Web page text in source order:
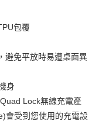
包覆
避免平放時易遭桌面異
身
Lock無線充電產
會受到您使用的充電設